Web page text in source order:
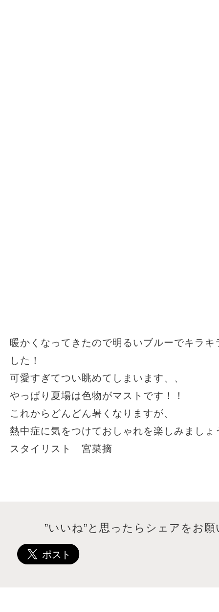
暖かくなってきたので明るいブルーでキラキ
した！
可愛すぎてつい眺めてしまいます、、
やっぱり夏場は色物がマストです！！
これからどんどん暑くなりますが、
熱中症に気をつけておしゃれを楽しみましょ
スタイリスト 宮菜摘
”いいね”と思ったらシェアをお